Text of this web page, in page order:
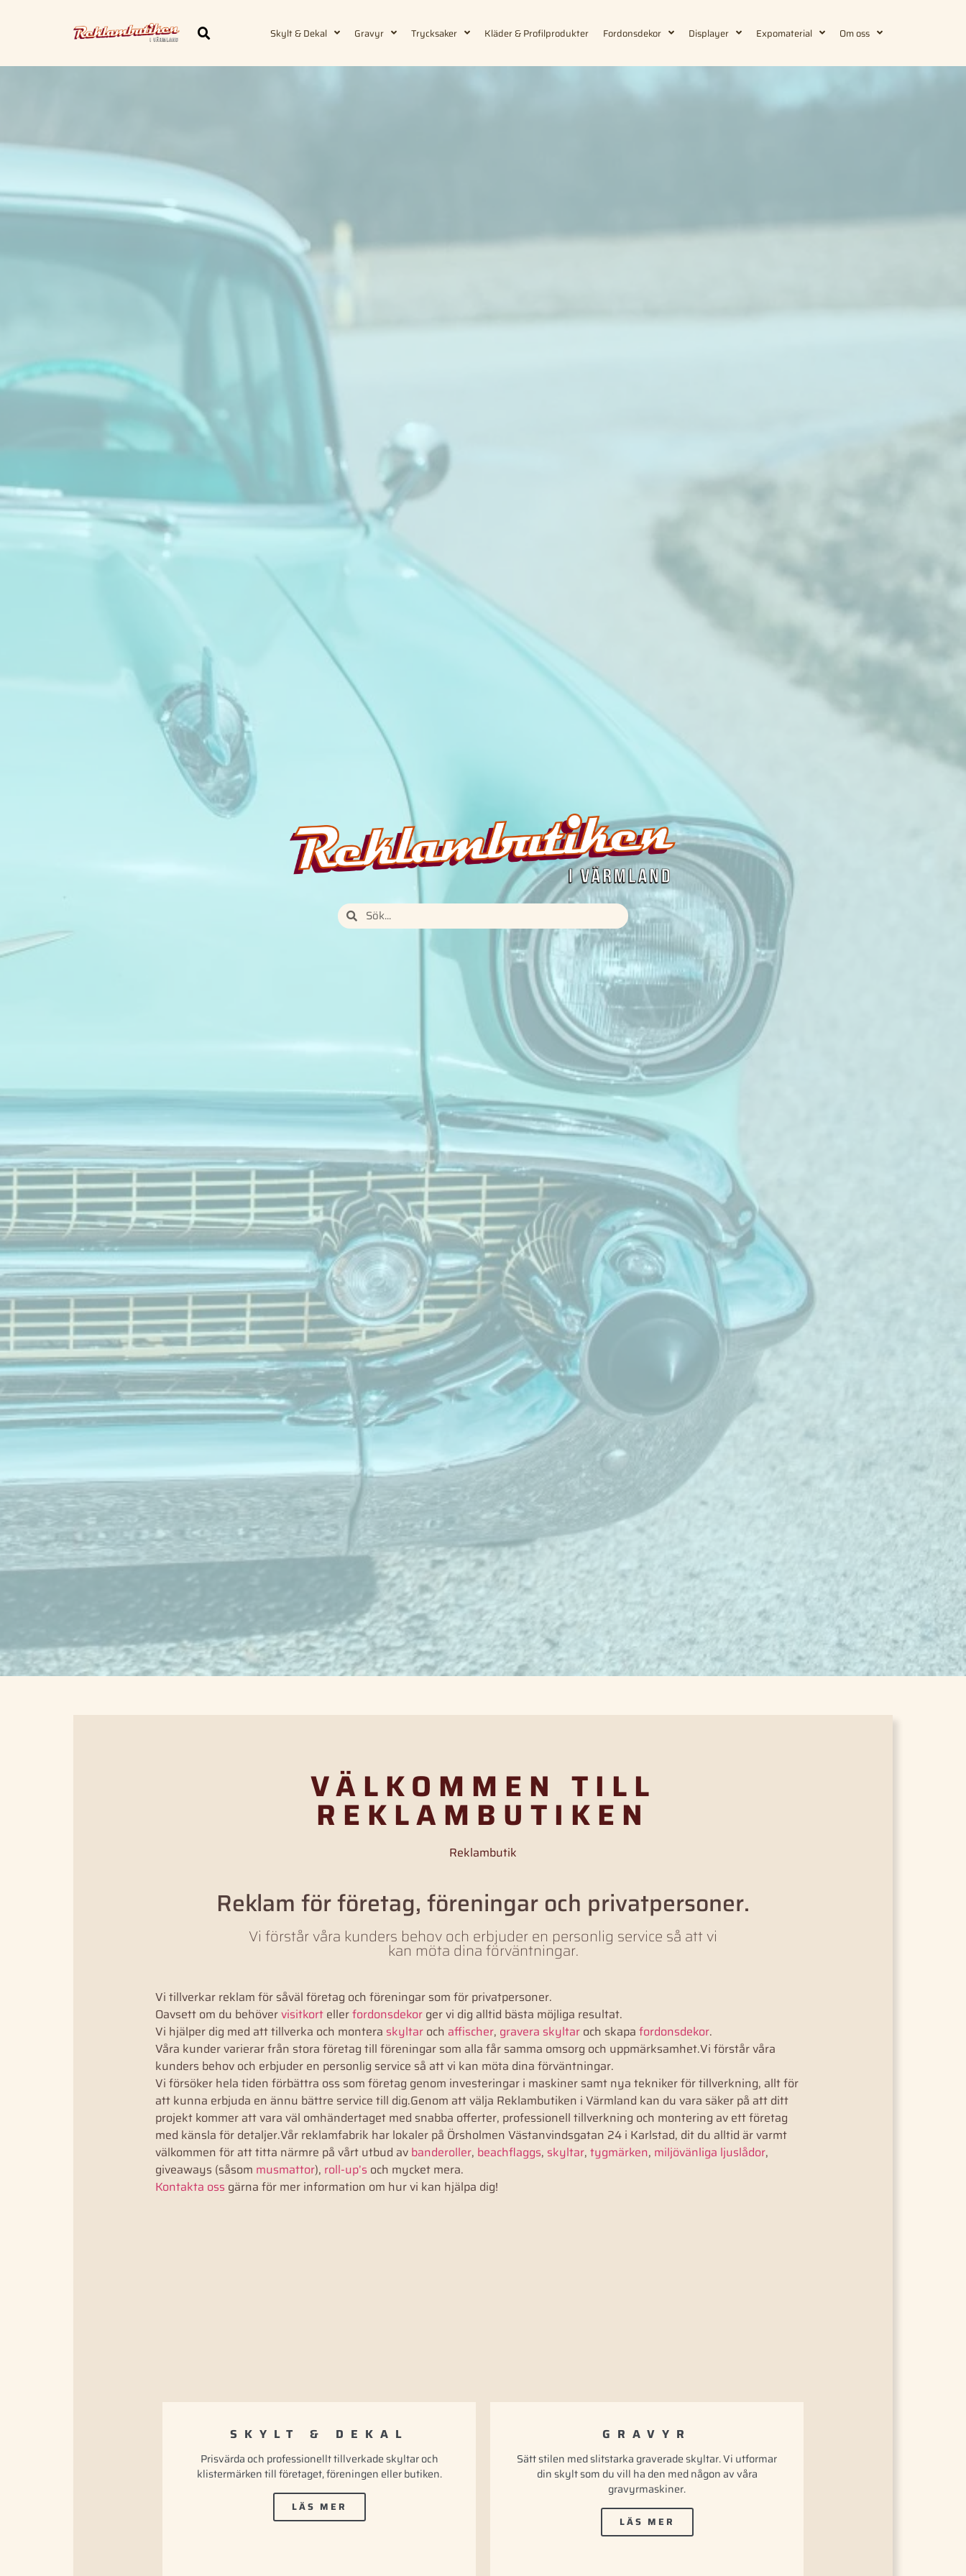
Skylt & Dekal Gravyr Trycksaker Kläder & Profilprodukter Fordonsdekor Displayer Expomaterial Om oss
VÄLKOMMEN TILL
REKLAMBUTIKEN
Reklambutik
Reklam för företag, föreningar och privatpersoner.
Vi förstår våra kunders behov och erbjuder en personlig service så att vi
kan möta dina förväntningar.
Vi tillverkar reklam för såväl företag och föreningar som för privatpersoner.
Oavsett om du behövervisitkort ellerfordonsdekor ger vi dig alltid bästa möjliga resultat.
Vi hjälper dig med att tillverka och montera skyltar och affischer, gravera skyltar och skapa fordonsdekor.
Våra kunder varierar från stora företag till föreningar som alla får samma omsorg och uppmärksamhet.Vi förstår våra
kunders behov och erbjuder en personlig service så att vi kan möta dina förväntningar.
Vi försöker hela tiden förbättra oss som företag genom investeringar i maskiner samt nya tekniker för tillverkning, allt för
att kunna erbjuda en ännu bättre service till dig.Genom att välja Reklambutiken i Värmland kan du vara säker på att ditt
projekt kommer att vara väl omhändertaget med snabba offerter, professionell tillverkning och montering av ett företag
med känsla för detaljer.Vår reklamfabrik har lokaler på Örsholmen Västanvindsgatan 24 i Karlstad, dit du alltid är varmt
välkommen för att titta närmre på vårt utbud av banderoller, beachflaggs, skyltar, tygmärken, miljövänliga ljuslådor,
giveaways (såsom musmattor), roll-up’s och mycket mera.
Kontakta oss gärna för mer information om hur vi kan hjälpa dig!
SKYLT & DEKAL
Prisvärda och professionellt tillverkade skyltar och
klistermärken till företaget, föreningen eller butiken.
LÄS MER
GRAVYR
Sätt stilen med slitstarka graverade skyltar. Vi utformar
din skylt som du vill ha den med någon av våra
gravyrmaskiner.
LÄS MER